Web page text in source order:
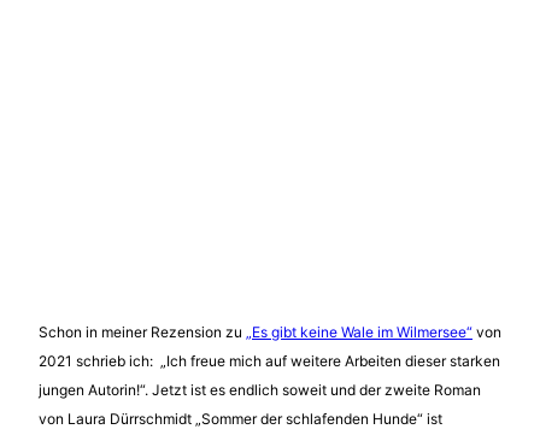
Schon in meiner Rezension zu „Es gibt keine Wale im Wilmersee“ von
2021 schrieb ich: „Ich freue mich auf weitere Arbeiten dieser starken
jungen Autorin!“. Jetzt ist es endlich soweit und der zweite Roman
von Laura Dürrschmidt „Sommer der schlafenden Hunde“ ist